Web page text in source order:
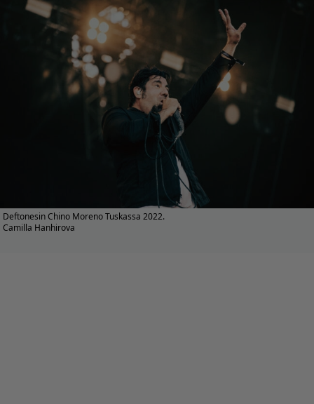
Deftonesin Chino Moreno Tuskassa 2022.
Camilla Hanhirova